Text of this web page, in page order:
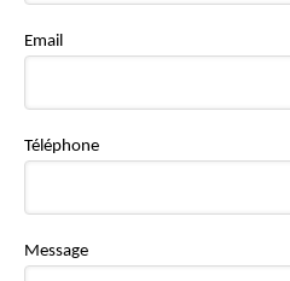
Email
Téléphone
Message